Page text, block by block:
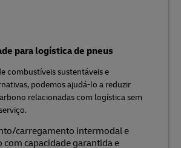
para logística de pneus
combustíveis sustentáveis e
podemos ajudá-lo a reduzir
relacionadas com logística sem
carregamento intermodal e
com capacidade garantida e